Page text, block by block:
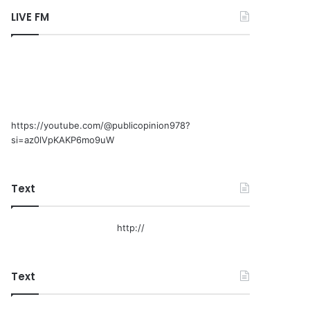
LIVE FM
https://youtube.com/@publicopinion978?
si=az0lVpKAKP6mo9uW
Text
http://
Text